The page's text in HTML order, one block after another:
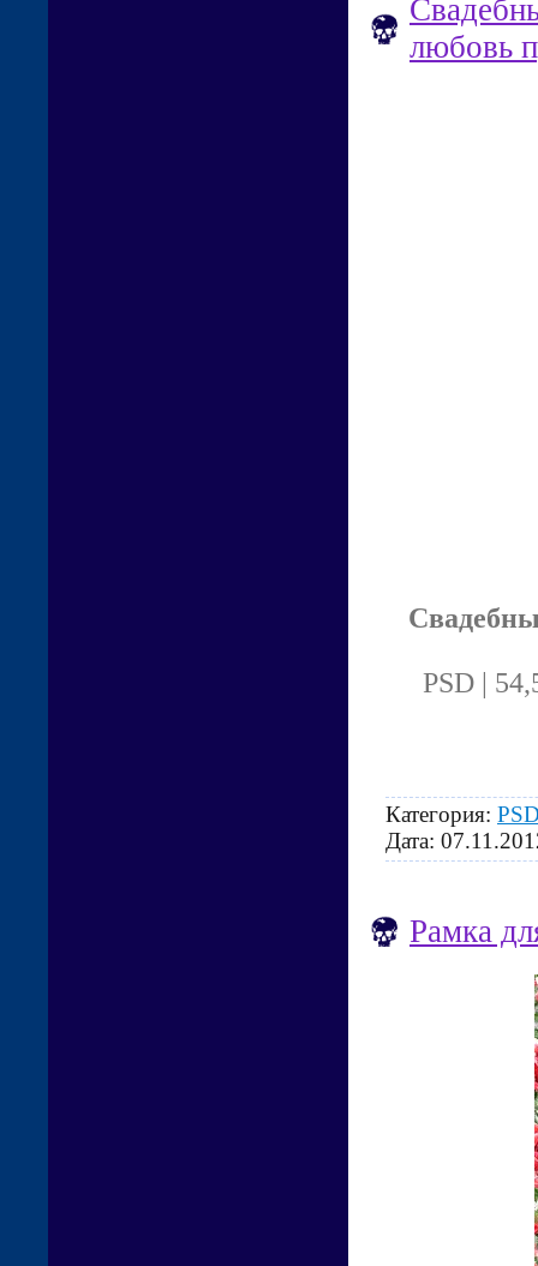
любовь
PSD |
Категория:
Дата:
Рамка